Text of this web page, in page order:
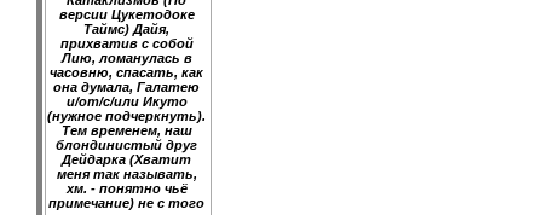
версии Цукетодоке
Таймс) Дайя,
прихватив с собой
Лию, ломанулась в
часовню, спасать, как
она думала, Галатею
и/от/с/или Икуто
(нужное подчеркнуть).
Тем временем, наш
блондинистый друг
Дейдарка (Хватит
меня так называть,
хм. - понятно чьё
примечание) не с того